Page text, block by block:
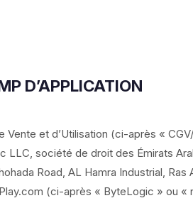
D’APPLICATION
et d’Utilisation (ci-après «
LLC, société de droit des Émirats
Road, AL Hamra Industrial, Ras
(ci-après « ByteLogic » ou «